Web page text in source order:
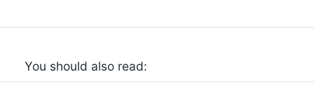
You should also read: